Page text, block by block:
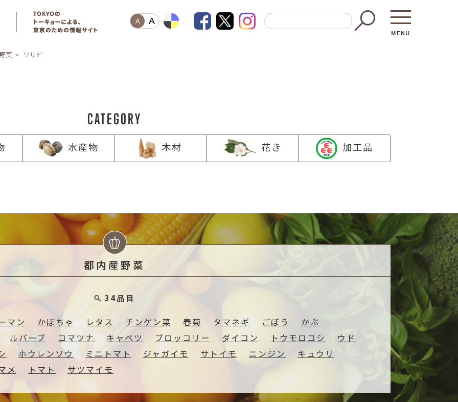
A A
MENU
東京都GAP
─ 農業
─ 森林・林業
─ 水産業
子供向け学習コンテンツ
─ MOGUHAPI モグハピ！
─ 農林水産業をみんなで学ぼう！
直売所へ
レシピ
菜 ワサビ
CATEGORY
水産物 木材 花き 加工品
都内産野菜
34品目
マン かぼちゃ レタス チンゲン菜 春菊 タマネギ ごぼう
かぶ
ルバーブ
コマツナ キャベツ ブロッコリー ダイコン トウモロコシ
ウド
ホウレンソウ ミニトマト ジャガイモ サトイモ ニンジン
キュウリ
メ
トマト サツマイモ